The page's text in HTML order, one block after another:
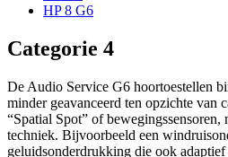
HP 8 G6
Categorie 4
De Audio Service G6 hoortoestellen
minder geavanceerd ten opzichte van
“Spatial Spot” of bewegingssensoren,
techniek. Bijvoorbeeld een
geluidsonderdrukking die ook